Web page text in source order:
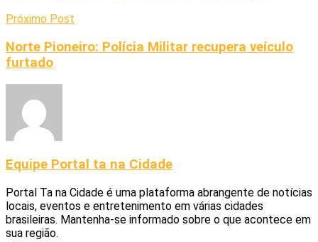
Próximo Post
Norte Pioneiro: Polícia Militar recupera veículo
furtado
Equipe Portal ta na Cidade
Portal Ta na Cidade é uma plataforma abrangente de notícias
locais, eventos e entretenimento em várias cidades
brasileiras. Mantenha-se informado sobre o que acontece em
sua região.